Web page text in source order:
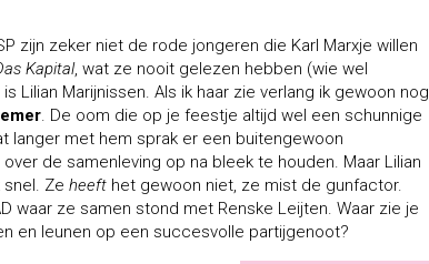
zijn zeker niet de rode jongeren die Karl Marxje willen
Kapital, wat ze nooit gelezen hebben (wie wel
Lilian Marijnissen. Als ik haar zie verlang ik gewoon nog
. De oom die op je feestje altijd wel een schunnige
langer met hem sprak er een buitengewoon
de samenleving op na bleek te houden. Maar Lilian
Ze heeft het gewoon niet, ze mist de gunfactor.
waar ze samen stond met Renske Leijten. Waar zie je
en leunen op een succesvolle partijgenoot?